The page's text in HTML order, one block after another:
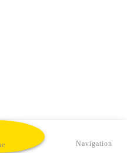
Navigation